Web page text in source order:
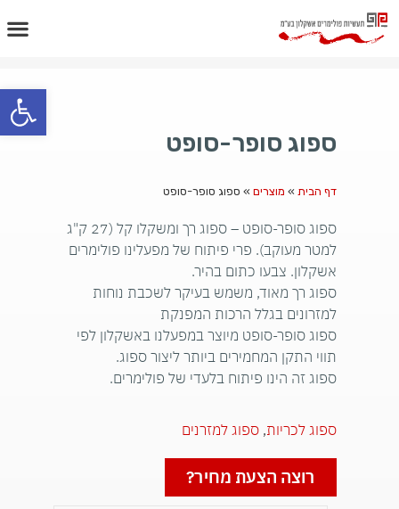
ספוג סופר-סופט
דף הבית » מוצרים » ספוג סופר-סופט
ספוג סופר-סופט – ספוג רך ומשקלו קל (27 ק"ג
למטר מעוקב). פרי פיתוח של מפעלינו פולימרים
אשקלון. צבעו כתום בהיר.
ספוג רך מאוד, משמש בעיקר לשכבת נוחות
למזרונים בגלל הרכות המפנקת
ספוג סופר-סופט מיוצר במפעלנו באשקלון לפי
תווי התקן המחמירים ביותר ליצור ספוג.
ספוג זה הינו פיתוח בלעדי של פולימרים.
ספוג לכריות, ספוג למזרנים
רוצה הצעת מחיר?